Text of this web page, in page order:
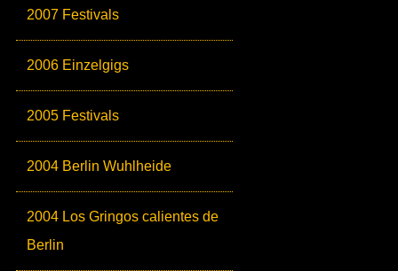
2007 Festivals
2006 Einzelgigs
2005 Festivals
2004 Berlin Wuhlheide
2004 Los Gringos calientes de
Berlin